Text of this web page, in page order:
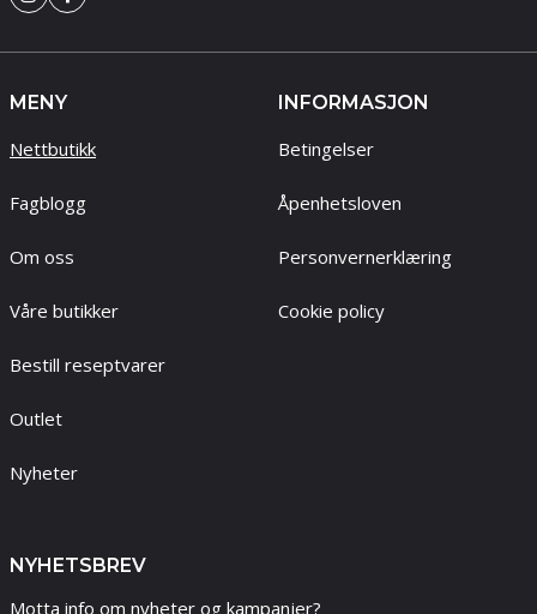
MENY
Nettbutikk
Fagblogg
Om oss
Våre butikker
Bestill reseptvarer
Outlet
Nyheter
INFORMASJON
Betingelser
Åpenhetsloven
Personvernerklæring
Cookie policy
NYHETSBREV
Motta info om nyheter og kampanjer?